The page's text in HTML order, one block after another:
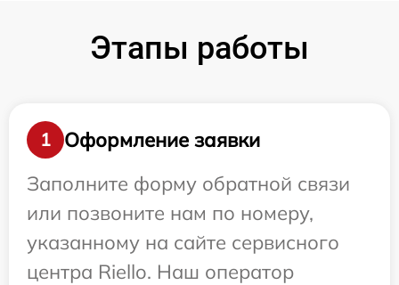
Этапы работы
1
Оформление заявки
Заполните форму обратной связи
или позвоните нам по номеру,
указанному на сайте сервисного
центра Riello. Наш оператор